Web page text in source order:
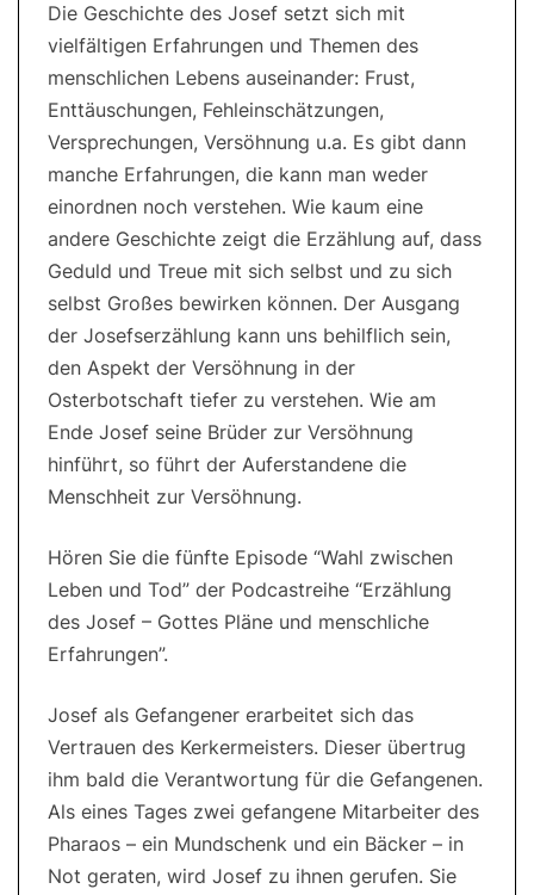
der
“Erzählung
Josef
Gottes
und
menschliche
Erfahrungen”
Die Geschichte des Josef setzt sich mit
vielfältigen Erfahrungen und Themen des
menschlichen Lebens auseinander: Frust,
Enttäuschungen, Fehleinschätzungen,
Versprechungen, Versöhnung u.a. Es gibt dann
manche Erfahrungen, die kann man weder
einordnen noch verstehen. Wie kaum eine
andere Geschichte zeigt die Erzählung auf, dass
Geduld und Treue mit sich selbst und zu sich
selbst Großes bewirken können. Der Ausgang
der Josefserzählung kann uns behilflich sein,
den Aspekt der Versöhnung in der
Osterbotschaft tiefer zu verstehen. Wie am
Ende Josef seine Brüder zur Versöhnung
hinführt, so führt der Auferstandene die
Menschheit zur Versöhnung.
Hören Sie die fünfte Episode “Wahl zwischen
Leben und Tod” der Podcastreihe “Erzählung
des Josef – Gottes Pläne und menschliche
Erfahrungen”.
Josef als Gefangener erarbeitet sich das
Vertrauen des Kerkermeisters. Dieser übertrug
ihm bald die Verantwortung für die Gefangenen.
Als eines Tages zwei gefangene Mitarbeiter des
Pharaos – ein Mundschenk und ein Bäcker – in
Not geraten, wird Josef zu ihnen gerufen. Sie